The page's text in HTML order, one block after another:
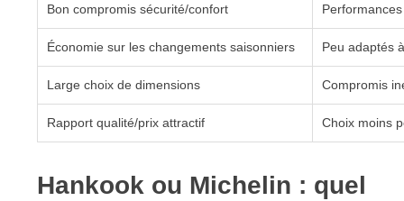
Bon compromis sécurité/confort
Économie sur les changements saisonniers Peu adaptés
Large choix de dimensions Compromis
Rapport qualité/prix attractif Choix moins
Hankook ou Michelin : quel